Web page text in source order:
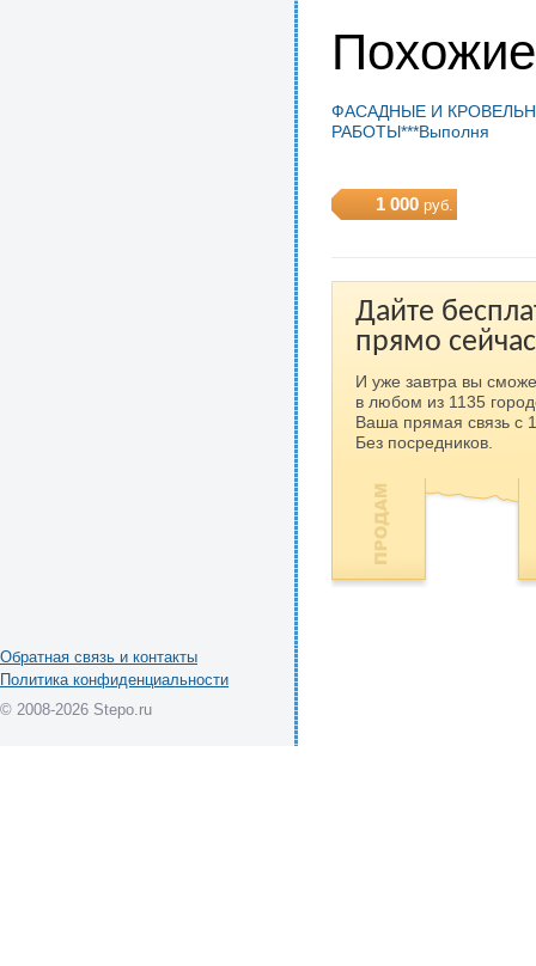
ФАСАДНЫЕ И
РАБОТЫ***Выполня
1 000 руб.
Дайте
прямо
И уже завтра вы
в любом из 1135
Ваша прямая связь с
Без посредников.
Обратная связь и контакты
Политика конфиденциальности
© 2008-2026 Stepo.ru